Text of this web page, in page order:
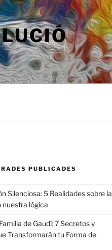
PUBLICADES
Silenciosa: 5 Realidades sobre la
nuestra lógica
de Gaudí: 7 Secretos y
Transformarán tu Forma de